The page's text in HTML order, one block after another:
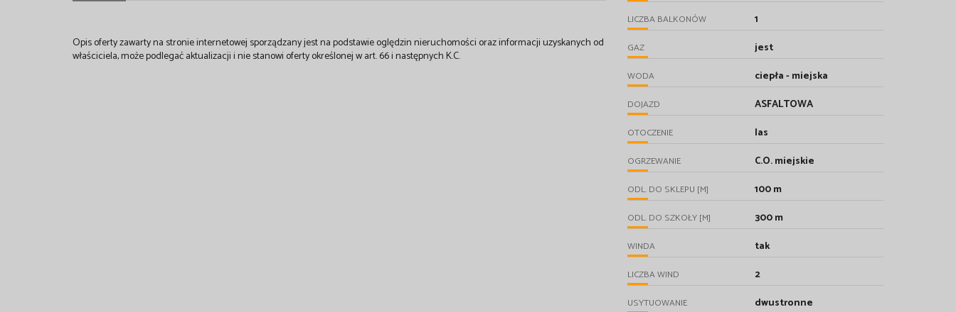
Opis oferty zawarty na stronie internetowej sporządzany jest na podstawie oględzin nieruchomości oraz informacji uzyskanych od
właściciela, może podlegać aktualizacji i nie stanowi oferty określonej w art. 66 i następnych K.C.
LICZBA BALKONÓW 1
GAZ jest
WODA ciepła - miejska
DOJAZD ASFALTOWA
OTOCZENIE las
OGRZEWANIE C.O. miejskie
ODL. DO SKLEPU [M] 100 m
ODL. DO SZKOŁY [M] 300 m
WINDA tak
LICZBA WIND 2
USYTUOWANIE dwustronne